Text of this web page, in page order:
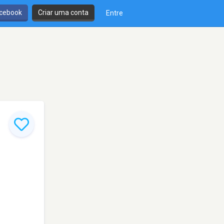
Criar uma conta Entre